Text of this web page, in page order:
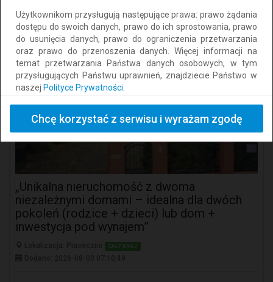
5 000 zł
do negocjacji
Dodaj do schowka
„Unikalna nieruchomość z dwoma
niezależnymi domami – idealna dla dwóch
pokoleń (rodzice + dzieci) lub dom +
inwestycja pod wynajem”
CAŁY KRAJ
Użytkownikom przysługują następujące prawa: prawo żądania
dostępu do swoich danych, prawo do ich sprostowania, prawo
do usunięcia danych, prawo do ograniczenia przetwarzania
oraz prawo do przenoszenia danych. Więcej informacji na
temat przetwarzania Państwa danych osobowych, w tym
przysługujących Państwu uprawnień, znajdziecie Państwo w
naszej Polityce Prywatności.
Chcę korzystać z serwisu i wyrażam zgodę